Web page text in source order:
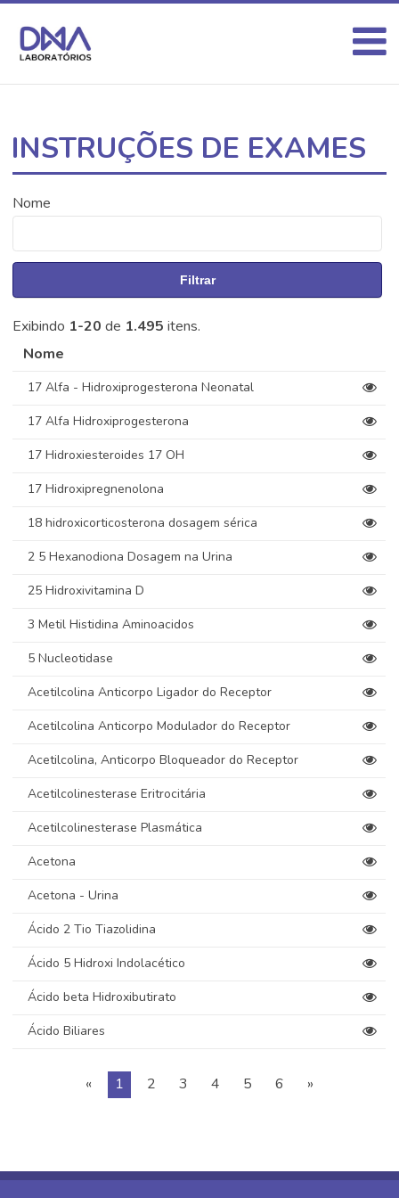
INSTRUÇÕES DE EXAMES
Nome
Filtrar
Exibindo 1-20 de 1.495 itens.
Nome
17 Alfa - Hidroxiprogesterona Neonatal
17 Alfa Hidroxiprogesterona
17 Hidroxiesteroides 17 OH
17 Hidroxipregnenolona
18 hidroxicorticosterona dosagem sérica
2 5 Hexanodiona Dosagem na Urina
25 Hidroxivitamina D
3 Metil Histidina Aminoacidos
5 Nucleotidase
Acetilcolina Anticorpo Ligador do Receptor
Acetilcolina Anticorpo Modulador do Receptor
Acetilcolina, Anticorpo Bloqueador do Receptor
Acetilcolinesterase Eritrocitária
Acetilcolinesterase Plasmática
Acetona
Acetona - Urina
Ácido 2 Tio Tiazolidina
Ácido 5 Hidroxi Indolacético
Ácido beta Hidroxibutirato
Ácido Biliares
« 1 2 3 4 5 6 »